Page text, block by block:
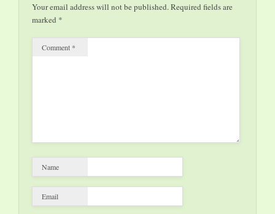
SETTIMANA
SUBITO 11° NELLA
CLASSIFICA
GENERALE DI
Your email address will not be published.Required fields are
marked *
Comment *
Name
Email